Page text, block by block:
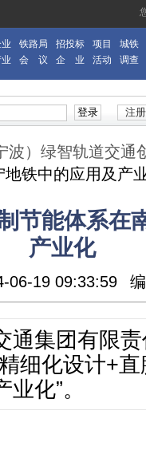
铁路局 招投标 项目
城铁
会 议 企 业 活动 调查
波）绿智轨道交通
铁中的应用及产
节能体系在
产业化
06-19 09:33:59
通集团有限
细化设计+
化”。